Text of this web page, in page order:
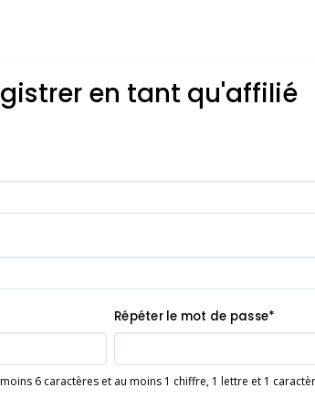
en tant qu'affilié
Répéter le mot de passe*
6 caractères et au moins 1 chiffre, 1 lettre et 1